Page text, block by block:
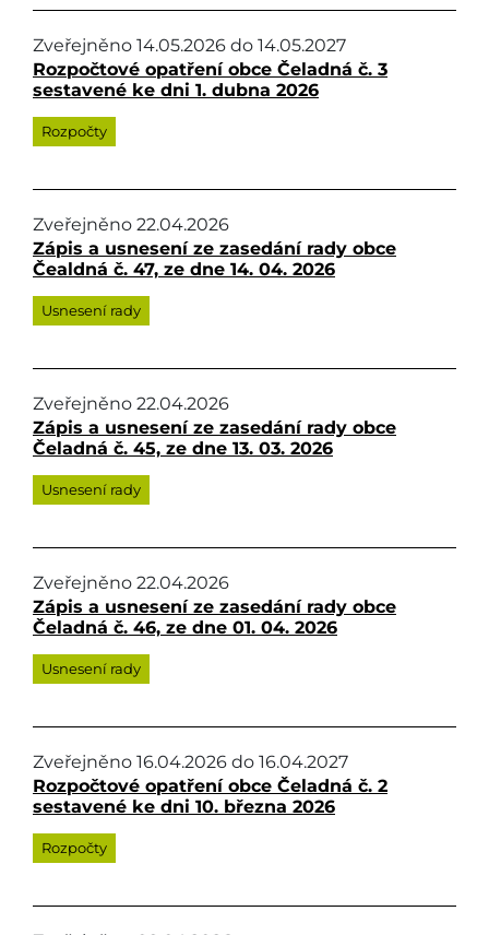
Zveřejněno 14.05.2026 do 14.05.2027
Rozpočtové opatření obce Čeladná č. 3
sestavené ke dni 1. dubna 2026
Rozpočty
Zveřejněno 22.04.2026
Zápis a usnesení ze zasedání rady obce
Čealdná č. 47, ze dne 14. 04. 2026
Usnesení rady
Zveřejněno 22.04.2026
Zápis a usnesení ze zasedání rady obce
Čeladná č. 45, ze dne 13. 03. 2026
Usnesení rady
Zveřejněno 22.04.2026
Zápis a usnesení ze zasedání rady obce
Čeladná č. 46, ze dne 01. 04. 2026
Usnesení rady
Zveřejněno 16.04.2026 do 16.04.2027
Rozpočtové opatření obce Čeladná č. 2
sestavené ke dni 10. března 2026
Rozpočty